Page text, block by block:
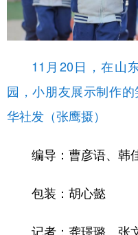
11月20日，在山
园，小朋友展示制作
华社发（张鹰摄）
编导：曹彦语、韩
包装：胡心懿
记者：龚璟璐、张